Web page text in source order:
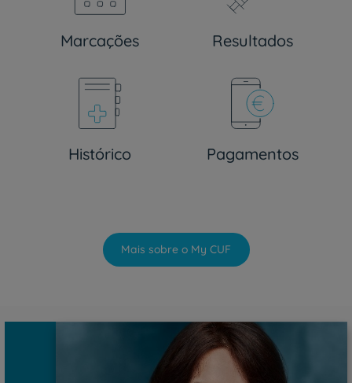
Marcações Resultados
Histórico Pagamentos
Mais sobre o My CUF